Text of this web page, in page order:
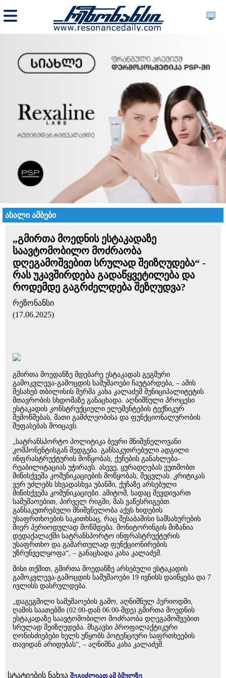
ახალი ამბები
„გმირთა მოედნის ესტაკადაზე
საავტომობილო მოძრაობა
დღეგამოშვებით სრულად შეიზღუდება“ -
რას უკავშირდება გადაწყვეტილება და
როდემდე გაგრძელდება შეზღუდვა?
რეზონანსი
(17.06.2025)
გმირთა მოედანზე მდებარე ესტაკადას გეგმური
გამოკვლევა-გამოცდის სამუშაოები ჩაუტარდება, – ამის
შესახებ თბილისის მერმა კახა კალაძემ მუნიციპალიტეტის
მთავრობის სხდომაზე განაცხადა. აღნიშნული პროცესი
ესტაკადის კონსტრუქციული ელემენტების ტექნიკურ
შემოწმებას, მათი გამძლეობისა და ფუნქციონალურობის
შეფასებას მოიცავს.
„სატრანსპორტო პოლიტიკა ბევრი მნიშვნელოვანი
კომპონენტისგან შედგება. განსაკუთრებული ადგილი
ინფრასტრუქტურის მოწყობას, ქუჩების განახლება-
რეაბილიტაციას უჭირავს. ასევე, ყურადღებას ვუთმობთ
მიწისქვეშა კომუნიკაციების მოწყობას, შეცვლას. კრიტიკას
ვერ უძლებს სხვადასხვა უბანში, ქუჩაზე არსებული
მიწისქვეშა კომუნიკაციები. ამიტომ, სადაც შევდივართ
სამუშაოებით, პირველ რიგში, მას ვაწესრიგებთ.
განსაკუთრებული მნიშვნელობა აქვს ხიდების
უსაფრთხოების საკითხსაც, რაც შესაბამისი სამსახურების
მიერ პერიოდულად მოწმდება. მონიტორინგის მიზანია
დედაქალაქში სატრანსპორტო ინფრასტრუქტურის
უსაფრთხო და გამართულად ფუნქციონირების
უზრუნველყოფა“, – განაცხადა კახა კალაძემ.
მისი თქმით, გმირთა მოედანზე არსებული ესტაკადის
გამოკვლევა-გამოცდის სამუშაოები 19 ივნისს დაიწყება და 7
ივლისს დასრულდება.
„დაგეგმილი სამუშაოების გამო, აღნიშნულ პერიოდში,
ღამის საათებში (02:00-დან 06:00-მდე) გმირთა მოედნის
ესტაკადაზე საავტომობილო მოძრაობა დღეგამოშვებით
სრულად შეიზღუდება. მსგავსი პროფილაქტიკური
ღონისძიებები ხელს უწყობს პოტენციური საფრთხეების
თავიდან არიდებას“, – აღნიშნა კახა კალაძემ.
სტატიების ნახვა შეგიძლიათ ამ ბმულზე